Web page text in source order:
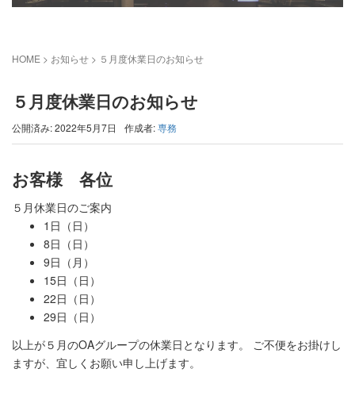
HOME > お知らせ > ５月度休業日のお知らせ
５月度休業日のお知らせ
公開済み: 2022年5月7日 作成者:専務
お客様 各位
５月休業日のご案内
1日（日）
8日（日）
9日（月）
15日（日）
22日（日）
29日（日）
以上が５月のOAグループの休業日となります。 ご不便をお掛けし
ますが、宜しくお願い申し上げます。